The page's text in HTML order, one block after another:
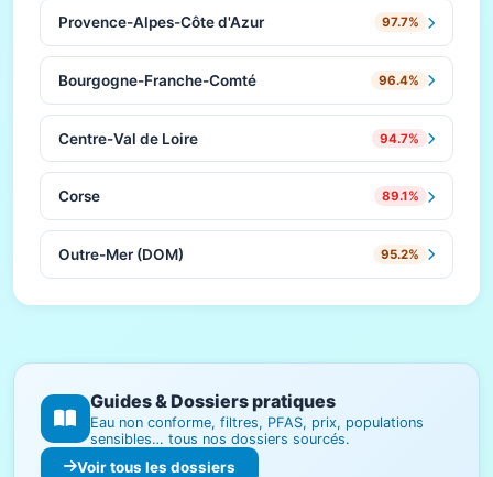
Provence-Alpes-Côte d'Azur 97.7%
Bourgogne-Franche-Comté 96.4%
Centre-Val de Loire 94.7%
Corse 89.1%
Outre-Mer (DOM) 95.2%
Guides & Dossiers pratiques
Eau non conforme, filtres, PFAS, prix, populations
sensibles… tous nos dossiers sourcés.
Voir tous les dossiers